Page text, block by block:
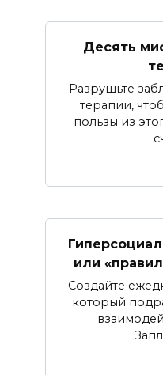
Десять
Разрушьте
терапии,
пользы из
или
Создайте
который